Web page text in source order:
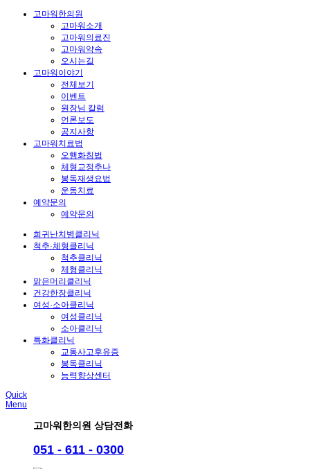
고마워한의원
고마워소개
고마워의료진
고마워약속
오시는길
고마워이야기
전체보기
이벤트
원장님 칼럼
언론보도
공지사항
고마워치료법
오행화침법
체형교정추나
봉독재생요법
운동치료
예약문의
예약문의
희귀난치병클리닉
척추·체형클리닉
척추클리닉
체형클리닉
맑은머리클리닉
건강한장클리닉
여성·소아클리닉
여성클리닉
소아클리닉
특화클리닉
교통사고후유증
봉독클리닉
능력향상센터
Quick
Menu
고마워한의원 상담전화
051 - 611 - 0300